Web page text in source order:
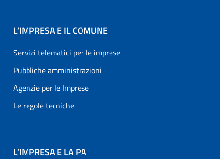
L’IMPRESA E IL COMUNE
Servizi telematici per le imprese
Pubbliche amministrazioni
Agenzie per le Imprese
Le regole tecniche
L’IMPRESA E LA PA